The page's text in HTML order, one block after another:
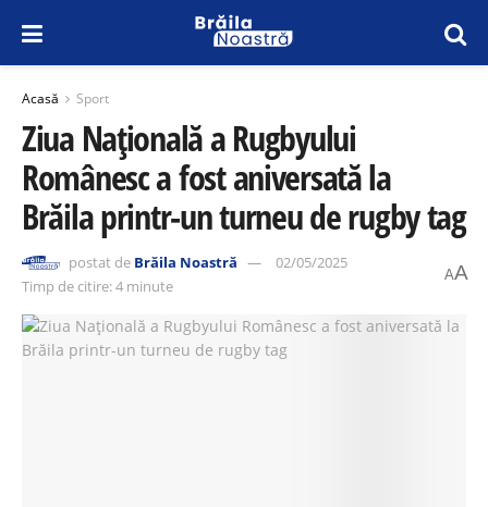
Acasă Sport
Ziua Națională a Rugbyului
Românesc a fost aniversată la
Brăila printr-un turneu de rugby tag
postat de Brăila Noastră
02/05/2025
Timp de citire: 4 minute
AA